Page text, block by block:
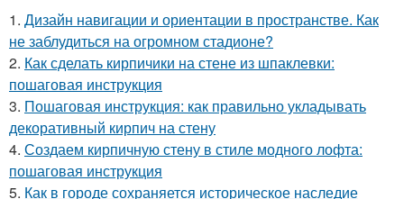
1. Дизайн навигации и ориентации в пространстве. Как
не заблудиться на огромном стадионе?
2. Как сделать кирпичики на стене из шпаклевки:
пошаговая инструкция
3. Пошаговая инструкция: как правильно укладывать
декоративный кирпич на стену
4. Создаем кирпичную стену в стиле модного лофта:
пошаговая инструкция
5. Как в городе сохраняется историческое наследие